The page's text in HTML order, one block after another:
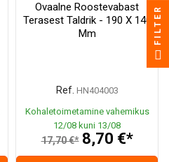
Ovaalne Roostevabast
Terasest Taldrik - 190 X 140
Mm
Ref. HN404003
Kohaletoimetamine vahemikus
12/08 kuni 13/08
17,70 €* 8,70 €*
FILTER